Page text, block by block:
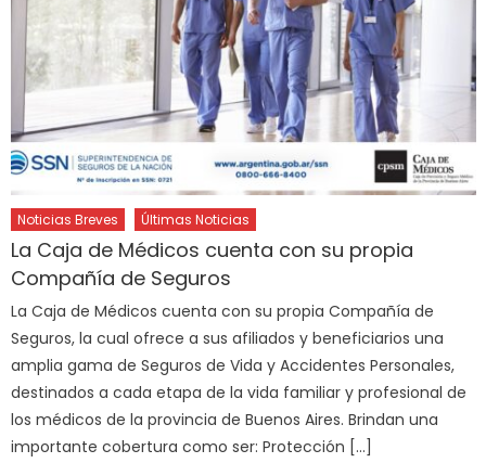
Noticias Breves Últimas Noticias
La Caja de Médicos cuenta con su propia
Compañía de Seguros
La Caja de Médicos cuenta con su propia Compañía de
Seguros, la cual ofrece a sus afiliados y beneficiarios una
amplia gama de Seguros de Vida y Accidentes Personales,
destinados a cada etapa de la vida familiar y profesional de
los médicos de la provincia de Buenos Aires. Brindan una
importante cobertura como ser: Protección […]